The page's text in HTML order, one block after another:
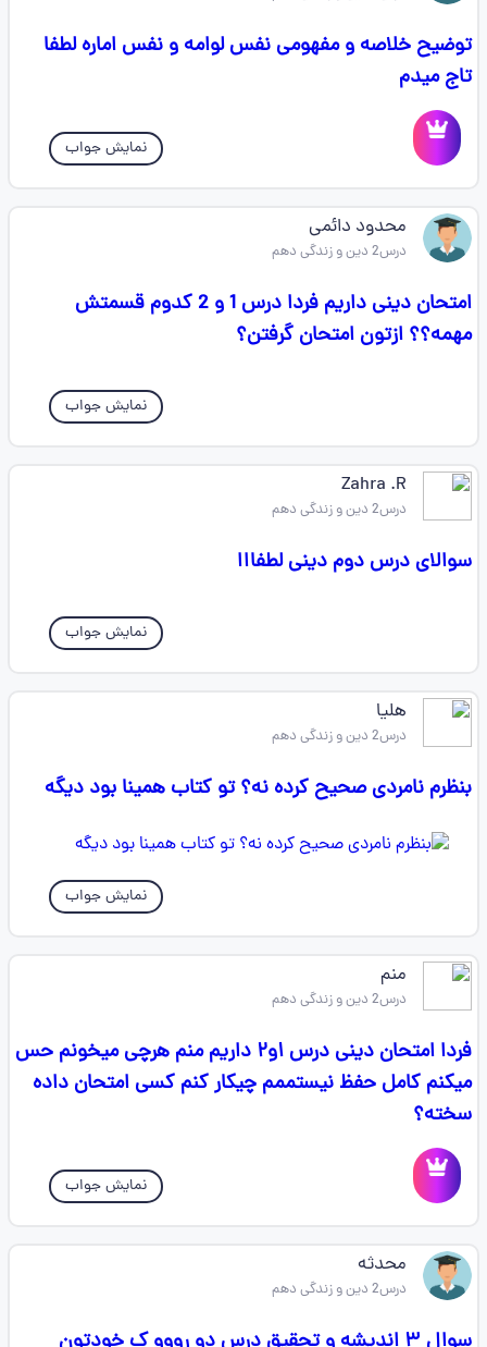
توضیح خلاصه و مفهومی نفس لوامه و نفس اماره لطفا
تاج میدم
نمایش جواب
محدود دائمی
درس2 دین و زندگی دهم
امتحان دینی داریم فردا درس 1 و 2 کدوم قسمتش
مهمه؟؟ ازتون امتحان گرفتن؟
نمایش جواب
Zahra .R
درس2 دین و زندگی دهم
سوالای درس دوم دینی لطفااا
نمایش جواب
هلیا
درس2 دین و زندگی دهم
بنظرم نامردی صحیح کرده نه؟ تو کتاب همینا بود دیگه
نمایش جواب
منم‌‌‌
درس2 دین و زندگی دهم
فردا امتحان دینی درس ۱و۲ داریم منم هرچی میخونم حس
میکنم کامل حفظ نیستممم چیکار کنم کسی امتحان داده
سخته؟
نمایش جواب
محدثه
درس2 دین و زندگی دهم